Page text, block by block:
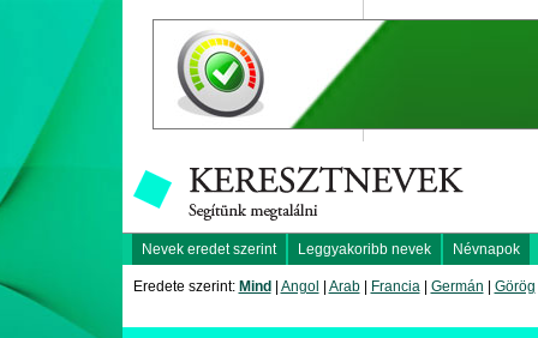
Nevek eredet szerint Leggyakoribb nevek Névnapok
Eredete szerint: Mind Angol Arab| Francia| Germán Görög